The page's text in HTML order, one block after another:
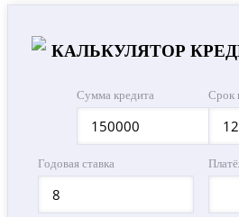
КАЛЬКУЛЯТОР
Сумма кредита Срок
Годовая ставка